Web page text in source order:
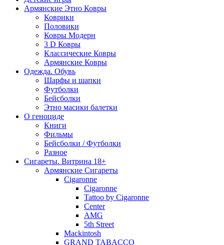
Армянские Этно Ковры
Коврики
Половики
Ковры Модерн
3 D Ковры
Классические Ковры
Армянские Ковры
Одежда. Обувь
Шарфы и шапки
Футболки
Бейсболки
Этно масики балетки
О геноциде
Книги
Фильмы
Бейсболки / Футболки
Разное
Сигареты. Витрина 18+
Армянские Сигареты
Cigaronne
Cigaronne
Tattoo by Cigaronne
Center
AMG
5th Street
Mackintosh
GRAND TABACCO